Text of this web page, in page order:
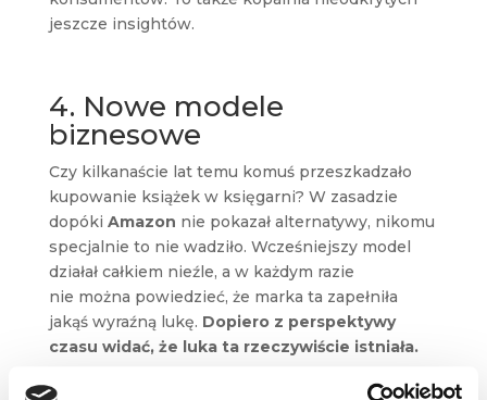
jeszcze insightów.
4. Nowe modele
biznesowe
Czy kilkanaście lat temu komuś przeszkadzało
kupowanie książek w księgarni? W zasadzie
dopóki Amazon nie pokazał alternatywy, nikomu
specjalnie to nie wadziło. Wcześniejszy model
działał całkiem nieźle, a w każdym razie
nie można powiedzieć, że marka ta zapełniła
jakąś wyraźną lukę. Dopiero z perspektywy
czasu widać, że luka ta rzeczywiście istniała.
Easyjet,
i inne tanie linie lotnicze